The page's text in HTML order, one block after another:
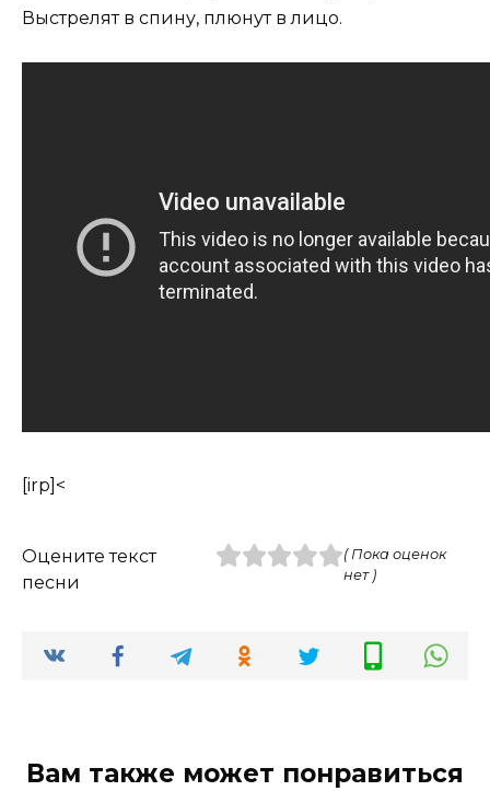
Выстрелят в спину, плюнут в лицо.
[irp]<
Оцените текст
песни
( Пока оценок
нет )
Вам также может понравиться